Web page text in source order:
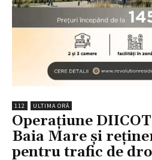
112 ULTIMA ORĂ
Operațiune
Baia Mare și
pentru trafic de